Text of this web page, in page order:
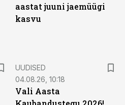
aastat juuni jaemüügi
kasvu
UUDISED
04.08.26, 10:18
Vali Aasta